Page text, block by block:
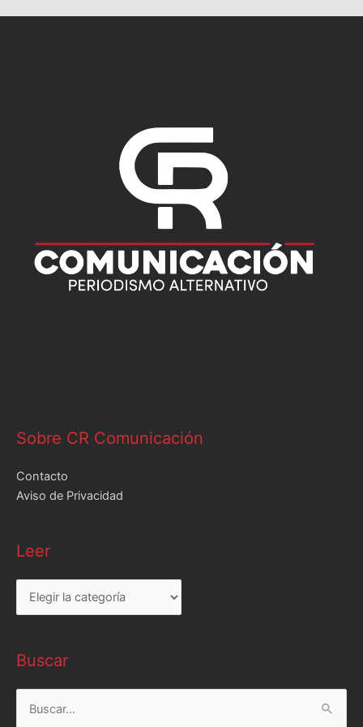
Sobre CR Comunicación
Contacto
Aviso de Privacidad
Leer
Leer
Buscar
Buscar